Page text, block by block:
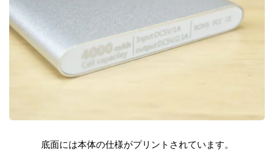
底面には本体の仕様がプリントされています。